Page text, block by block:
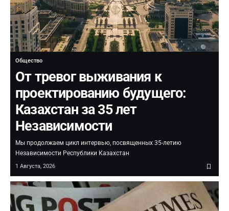
Общество
От тревог выживания к
проектированию будущего:
Казахстан за 35 лет
Независимости
Мы продолжаем цикл интервью, посвященных 35-летию
Независимости Республики Казахстан
1 Августа, 2026